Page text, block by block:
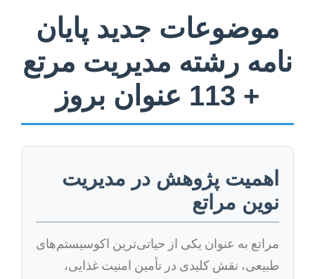
موضوعات جدید پایان
نامه رشته مدیریت مرتع
+ 113 عنوان بروز
اهمیت پژوهش در مدیریت
نوین مراتع
مراتع به عنوان یکی از حیاتی‌ترین اکوسیستم‌های
طبیعی، نقش کلیدی در تأمین امنیت غذایی،